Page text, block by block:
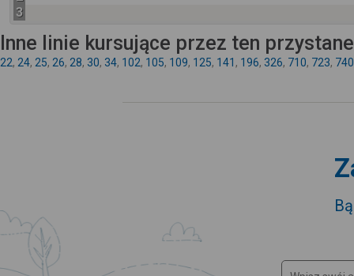
3
Inne linie kursujące przez ten
22, 24, 25, 26, 28, 30, 34, 102, 105, 109, 125, 141 , 196, 326, 710, 723, 740